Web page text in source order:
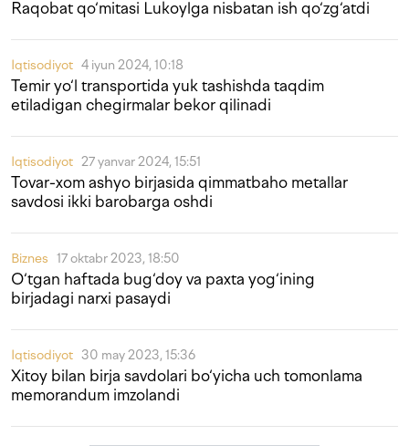
Raqobat qo‘mitasi Lukoylga nisbatan ish qo‘zg‘atdi
Iqtisodiyot 4 iyun 2024, 10:18
Temir yo‘l transportida yuk tashishda taqdim
etiladigan chegirmalar bekor qilinadi
Iqtisodiyot 27 yanvar 2024, 15:51
Tovar-xom ashyo birjasida qimmatbaho metallar
savdosi ikki barobarga oshdi
Biznes 17 oktabr 2023, 18:50
O‘tgan haftada bug‘doy va paxta yog‘ining
birjadagi narxi pasaydi
Iqtisodiyot 30 may 2023, 15:36
Xitoy bilan birja savdolari bo‘yicha uch tomonlama
memorandum imzolandi